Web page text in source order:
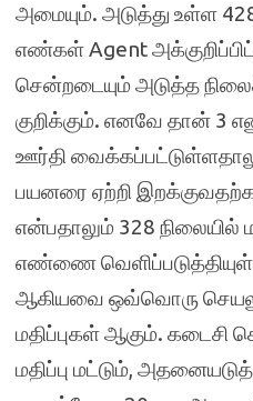
அமையும். அடுத்து உள்ள
எண்கள் Agent
சென்றடையும் அடுத்த
குறிக்கும். எனவே தான் 3
ஊர்தி
பயனரை ஏற்றி
என்பதாலும் 328
எண்ணை
ஆகியவை ஒவ்வொரு
மதிப்புகள் ஆகும். கடைசி
மதிப்பு மட்டும்,